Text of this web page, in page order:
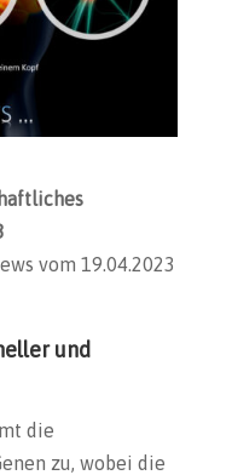
vom 19.04.2023
und
die
zu, wobei die